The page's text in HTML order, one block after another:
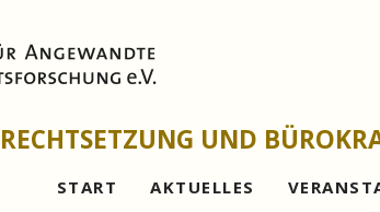
UND
START AKTUELLES